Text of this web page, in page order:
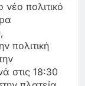
πολιτικό
πολιτική
στις 18:30